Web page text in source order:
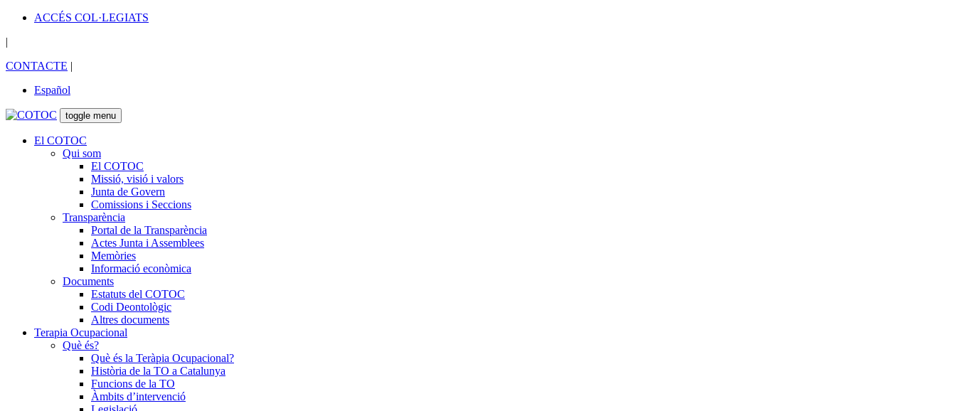
ACCÉS COL·LEGIATS
|
CONTACTE |
Español
toggle menu
El COTOC
Qui som
El COTOC
Missió, visió i valors
Junta de Govern
Comissions i Seccions
Transparència
Portal de la Transparència
Actes Junta i Assemblees
Memòries
Informació econòmica
Documents
Estatuts del COTOC
Codi Deontològic
Altres documents
Terapia Ocupacional
Què és?
Què és la Teràpia Ocupacional?
Història de la TO a Catalunya
Funcions de la TO
Àmbits d’intervenció